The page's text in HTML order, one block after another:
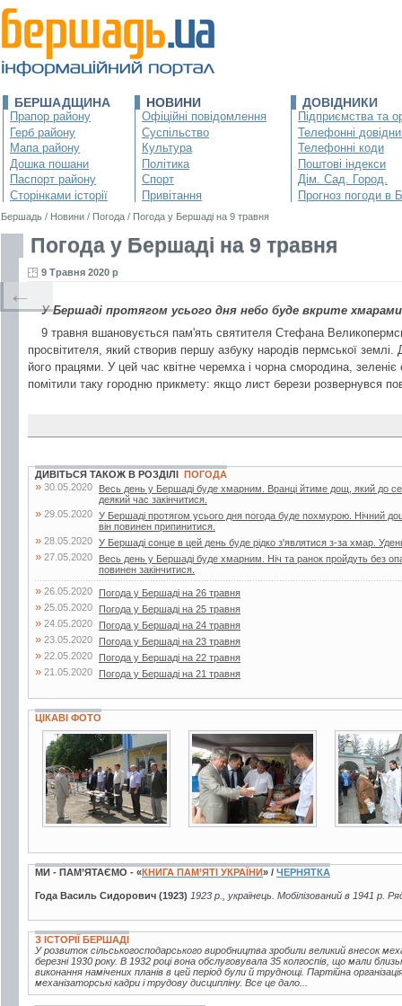
БЕРШАДЩИНА
Прапор району
Герб району
Мапа району
Дошка пошани
Паспорт району
Сторінками історії
НОВИНИ
Офіційні повідомлення
Суспільство
Культура
Політика
Спорт
Привітання
ДОВІДНИКИ
Підприємства та
Телефонні
Телефонні коди
Поштові індекси
Дім. Сад. Город.
Прогноз погоди в
Бершадь / Новини / Погода / Погода у Бершаді на 9 травня
Погода у Бершаді на 9 травня
9 Травня 2020 р
У Бершаді протягом усього дня небо буде вкрите
9 травня вшановується пам'ять святителя Стефана
просвітителя, який створив першу азбуку народів пермської
його працями. У цей час квітне черемха і чорна смородина,
помітили таку городню прикмету: якщо лист берези розвернувся
←
ДИВІТЬСЯ ТАКОЖ В РОЗДІЛІ ПОГОДА
» 30.05.2020
Весь день у Бершаді буде хмарним. Вранці йтиме дощ, який до
деякий час закінчитися.
» 29.05.2020 У Бершаді протягом усього дня погода буде похмурою. Нічний
він повинен припинитися.
» 28.05.2020 У Бершаді сонце в цей день буде рідко з'являтися з-за хмар.
» 27.05.2020
Весь день у Бершаді буде хмарним. Ніч та ранок пройдуть без
повинен закінчитися.
» 26.05.2020 Погода у Бершаді на 26 травня
» 25.05.2020 Погода у Бершаді на 25 травня
» 24.05.2020 Погода у Бершаді на 24 травня
» 23.05.2020 Погода у Бершаді на 23 травня
» 22.05.2020 Погода у Бершаді на 22 травня
» 21.05.2020 Погода у Бершаді на 21 травня
ЦІКАВІ ФОТО
3 фото 6 фото 3 фото
МИ - ПАМ’ЯТАЄМО - «КНИГА ПАМ’ЯТІ УКРАЇНИ» / ЧЕРНЯТКА
Года Василь Сидорович (1923) 1923 р., українець. Мобілізований в 1941 р.
З ІСТОРІЇ БЕРШАДІ
У розвиток сільськогосподарського виробництва зробили великий внесок
березні 1930 року. В 1932 році вона обслуговувала 35 колгоспів, що мали
виконання намічених планів в цей період були й труднощі. Партійна
механізаторські кадри і трудову дисципліну. Все це дало...